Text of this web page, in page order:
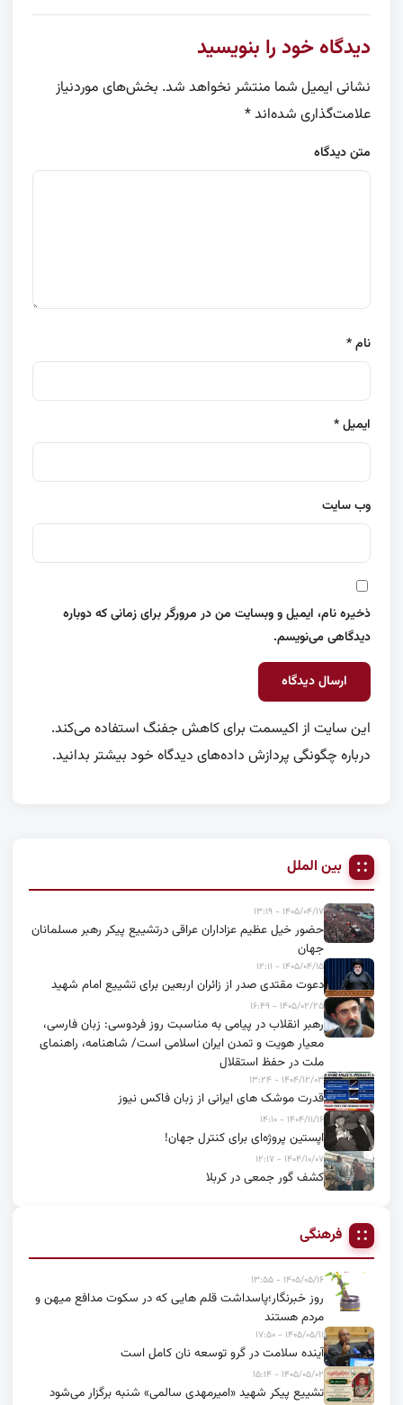
بین الملل
۱۴۰۵/۰۴/۱۷ - ۱۳:۱۹
حضور خیل عظیم عزاداران عراقی درتشییع پیکر رهبر مسلمانان
جهان
۱۴۰۵/۰۴/۱۵ - ۱۲:۱۱
دعوت مقتدی صدر از زائران اربعین برای تشییع امام شهید
۱۴۰۵/۰۲/۲۵ - ۱۶:۴۹
رهبر انقلاب در پیامی به مناسبت روز فردوسی: زبان فارسی،
معیار هویت و تمدن ایران اسلامی است/ شاهنامه، راهنمای
ملت در حفظ استقلال
۱۴۰۴/۱۲/۰۳ - ۱۳:۲۴
قدرت موشک های ایرانی از زبان فاکس نیوز
۱۴۰۴/۱۱/۱۶ - ۱۴:۱۰
اپستین پروژه‌ای برای کنترل جهان!
۱۴۰۴/۱۰/۰۷ - ۱۲:۱۷
کشف گور جمعی در کربلا
فرهنگی
۱۴۰۵/۰۵/۱۶ - ۱۳:۵۵
روز خبرنگار؛پاسداشت قلم هایی که در سکوت مدافع میهن و
مردم هستند
۱۴۰۵/۰۵/۱۱ - ۱۷:۵۰
آینده سلامت در گرو توسعه نان کامل است
۱۴۰۵/۰۵/۰۲ - ۱۵:۱۴
تشییع پیکر شهید «امیرمهدی سالمی» شنبه برگزار می‌شود
دیدگاه خود را بنویسید
نشانی ایمیل شما منتشر نخواهد شد. بخش‌های موردنیاز
علامت‌گذاری شده‌اند*
متن دیدگاه
نام*
ایمیل*
وب‌ سایت
ذخیره نام، ایمیل و وبسایت من در مرورگر برای زمانی که دوباره
دیدگاهی می‌نویسم.
این سایت از اکیسمت برای کاهش جفنگ استفاده می‌کند.
درباره چگونگی پردازش داده‌های دیدگاه خود بیشتر بدانید.